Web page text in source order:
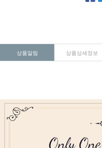
상품알림 상품상세정보